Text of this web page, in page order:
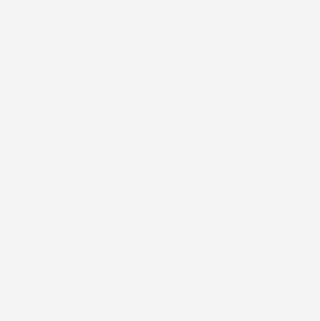
leicht zu reinigen sein. Für Toi­letten
der Arbeitsstättenrichtlinie ASR
Arbeitsstätten – Fußböden“ die
werden. Duschplätze müssen
006 „Bodenbeläge für nassbelastete
Oberfläche gemäß der
verfügen.
beschaffen sein, dass
Wände bis zu einer Höhe von 2 m